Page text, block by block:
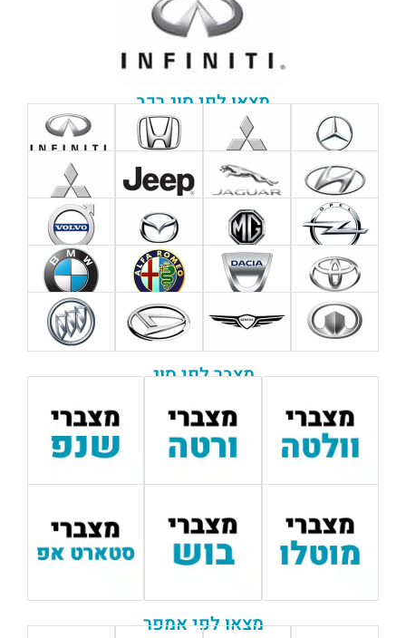
מצאו לפי סוג רכב
מצבר לפי סוג
מצאו לפי אמפר